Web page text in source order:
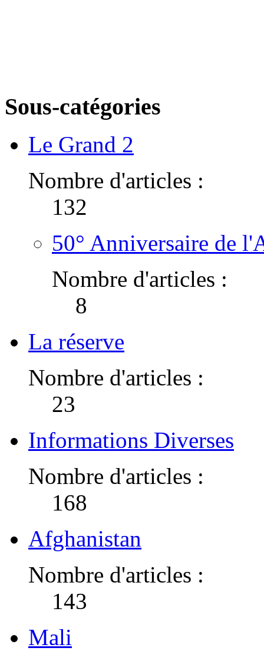
Sous-catégories
Le Grand 2
Nombre d'articles :
132
50° Anniversaire de
Nombre d'articles :
8
La réserve
Nombre d'articles :
23
Informations Diverses
Nombre d'articles :
168
Afghanistan
Nombre d'articles :
143
Mali